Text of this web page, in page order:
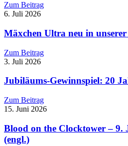
Zum Beitrag
6. Juli 2026
Mäxchen Ultra neu in
Zum Beitrag
3. Juli 2026
Jubiläums-Gewinnspiel: 20
Zum Beitrag
15. Juni 2026
Blood on the Clocktower – 9.
(engl.)